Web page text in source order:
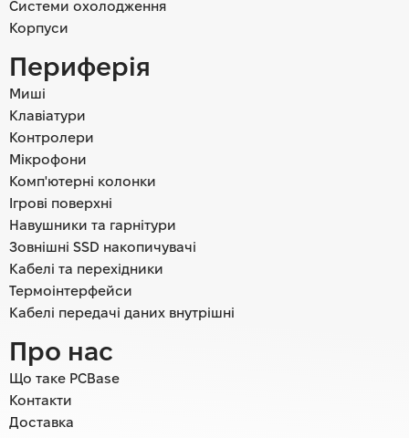
Системи охолодження
Корпуси
Периферія
Миші
Клавіатури
Контролери
Мікрофони
Комп'ютерні колонки
Ігрові поверхні
Навушники та гарнітури
Зовнішні SSD накопичувачі
Кабелі та перехідники
Термоінтерфейси
Кабелі передачі даних внутрішні
Про нас
Що таке PCBase
Контакти
Доставка